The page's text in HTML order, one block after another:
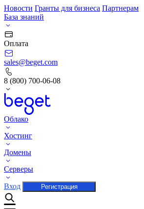
Новости Гранты для бизнеса Партнерам
База знаний
Оплата
sales@beget.com
8 (800) 700-06-08
Облако
Хостинг
Домены
Серверы
Вход Регистрация